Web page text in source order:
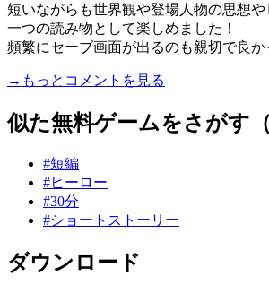
短いながらも世界観や登場人物の思想や
一つの読み物として楽しめました！
頻繁にセーブ画面が出るのも親切で良か
→もっとコメントを見る
似た無料ゲームをさがす（
#短編
#ヒーロー
#30分
#ショートストーリー
ダウンロード